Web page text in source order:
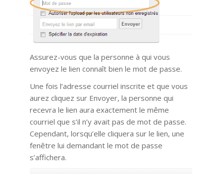
Assurez-vous que la personne à qui vous
envoyez le lien connaît bien le mot de passe.
Une fois l’adresse courriel inscrite et que vous
aurez cliquez sur Envoyer, la personne qui
recevra le lien aura exactement le même
courriel que s’il n’y avait pas de mot de passe.
Cependant, lorsqu’elle cliquera sur le lien, une
fenêtre lui demandant le mot de passe
s’affichera.